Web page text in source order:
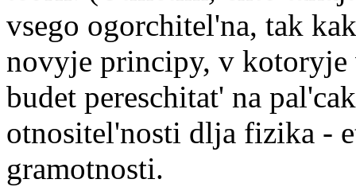
vsego ogorchitel'na, tak
novyje principy, v
budet pereschitat' na
otnositel'nosti dlja fizika -
gramotnosti.